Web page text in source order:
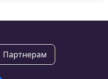
Партнерам